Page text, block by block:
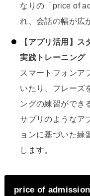
なりの「price of
れ、会話の幅が広
【アプリ活用】
実践トレーニング
スマートフォンア
いたり、フレーズ
ングの練習ができ
サプリのようなア
ョンに基づいた練
します。
price of admission